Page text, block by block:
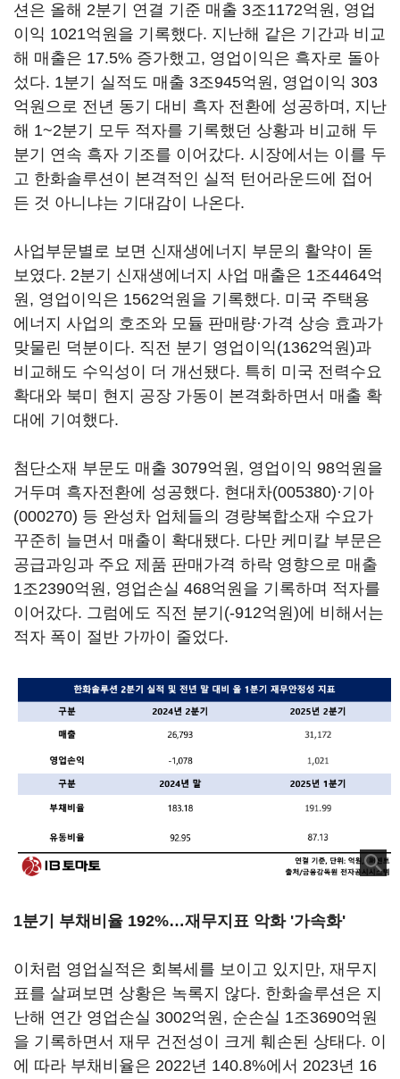
션은 올해 2분기 연결 기준 매출 3조1172억원, 영업
이익 1021억원을 기록했다. 지난해 같은 기간과 비교
해 매출은 17.5% 증가했고, 영업이익은 흑자로 돌아
섰다. 1분기 실적도 매출 3조945억원, 영업이익 303
억원으로 전년 동기 대비 흑자 전환에 성공하며, 지난
해 1~2분기 모두 적자를 기록했던 상황과 비교해 두
분기 연속 흑자 기조를 이어갔다. 시장에서는 이를 두
고 한화솔루션이 본격적인 실적 턴어라운드에 접어
든 것 아니냐는 기대감이 나온다.
사업부문별로 보면 신재생에너지 부문의 활약이 돋
보였다. 2분기 신재생에너지 사업 매출은 1조4464억
원, 영업이익은 1562억원을 기록했다. 미국 주택용
에너지 사업의 호조와 모듈 판매량·가격 상승 효과가
맞물린 덕분이다. 직전 분기 영업이익(1362억원)과
비교해도 수익성이 더 개선됐다. 특히 미국 전력수요
확대와 북미 현지 공장 가동이 본격화하면서 매출 확
대에 기여했다.
첨단소재 부문도 매출 3079억원, 영업이익 98억원을
거두며 흑자전환에 성공했다. 현대차(005380)·기아
(000270) 등 완성차 업체들의 경량복합소재 수요가
꾸준히 늘면서 매출이 확대됐다. 다만 케미칼 부문은
공급과잉과 주요 제품 판매가격 하락 영향으로 매출
1조2390억원, 영업손실 468억원을 기록하며 적자를
이어갔다. 그럼에도 직전 분기(-912억원)에 비해서는
적자 폭이 절반 가까이 줄었다.
1분기 부채비율 192%…재무지표 악화 '가속화'
이처럼 영업실적은 회복세를 보이고 있지만, 재무지
표를 살펴보면 상황은 녹록지 않다. 한화솔루션은 지
난해 연간 영업손실 3002억원, 순손실 1조3690억원
을 기록하면서 재무 건전성이 크게 훼손된 상태다. 이
에 따라 부채비율은 2022년 140.8%에서 2023년 16